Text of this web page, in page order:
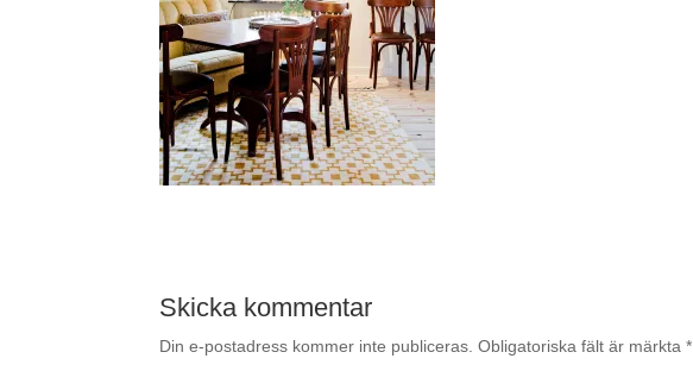
Skicka kommentar
Din e-postadress kommer inte publiceras. Obligatoriska fält är märkta*